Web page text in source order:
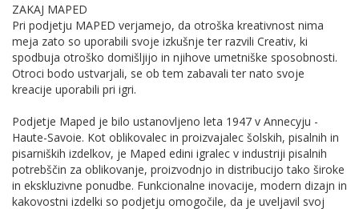
ZAKAJ MAPED
Pri podjetju MAPED verjamejo, da otroška kreativnost nima
meja zato so uporabili svoje izkušnje ter razvili Creativ, ki
spodbuja otroško domišljijo in njihove umetniške sposobnosti.
Otroci bodo ustvarjali, se ob tem zabavali ter nato svoje
kreacije uporabili pri igri.
Podjetje Maped je bilo ustanovljeno leta 1947 v Annecyju -
Haute-Savoie. Kot oblikovalec in proizvajalec šolskih, pisalnih in
pisarniških izdelkov, je Maped edini igralec v industriji pisalnih
potrebščin za oblikovanje, proizvodnjo in distribucijo tako široke
in ekskluzivne ponudbe. Funkcionalne inovacije, modern dizajn in
kakovostni izdelki so podjetju omogočile, da je uveljavil svoj